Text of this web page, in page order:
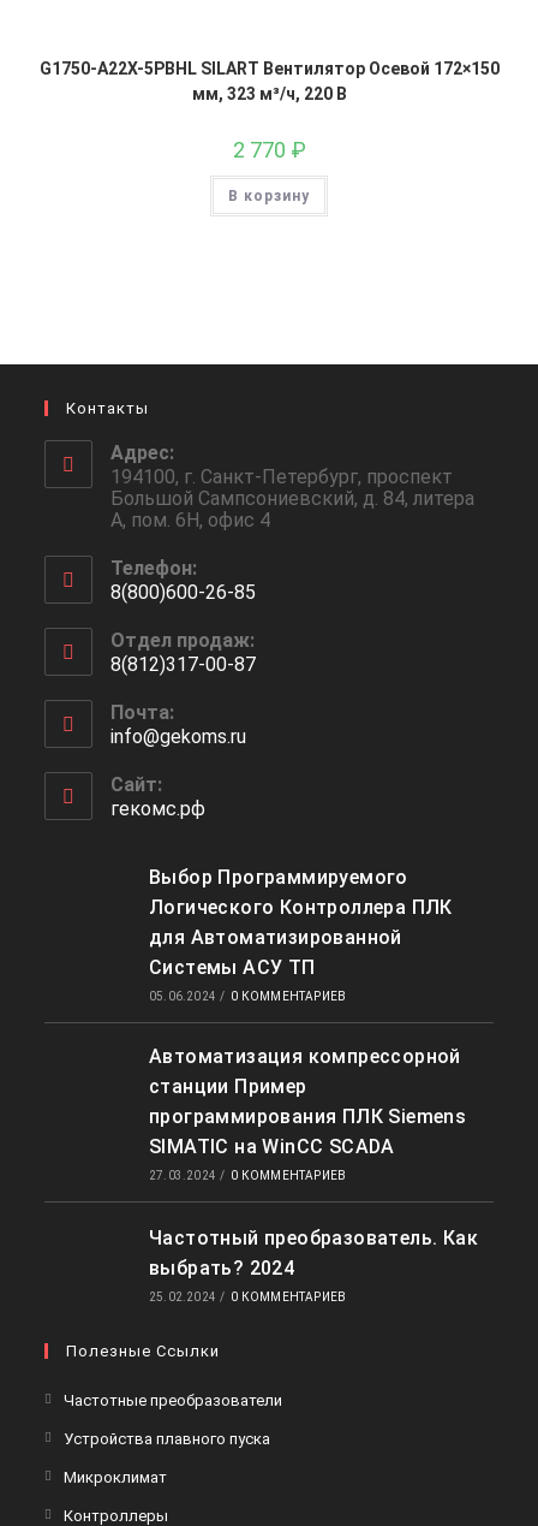
G1750-A22X-5PBHL SILART Вентилятор Осевой 172×150
мм, 323 м³/ч, 220 В
2 770 ₽
В корзину
Контакты
Адрес:
194100, г. Санкт-Петербург, проспект
Большой Сампсониевский, д. 84, литера
А, пом. 6Н, офис 4
Телефон:
8(800)600-26-85
в
вашем
приложении
Отдел продаж:
8(812)317-00-87
в
вашем
приложении
Почта:
info@gekoms.ruОткроется
Сайт:
гекомс.рф
Выбор Программируемого
Логического Контроллера ПЛК
для Автоматизированной
Системы АСУ ТП
05.06.2024 / 0 КОММЕНТАРИЕВ
Автоматизация компрессорной
станции Пример
программирования ПЛК Siemens
SIMATIC на WinCC SCADA
27.03.2024 / 0 КОММЕНТАРИЕВ
Частотный преобразователь. Как
выбрать? 2024
25.02.2024 / 0 КОММЕНТАРИЕВ
Полезные Ссылки
Частотные преобразователи
Устройства плавного пуска
МикроклиматОткроется
Контроллеры